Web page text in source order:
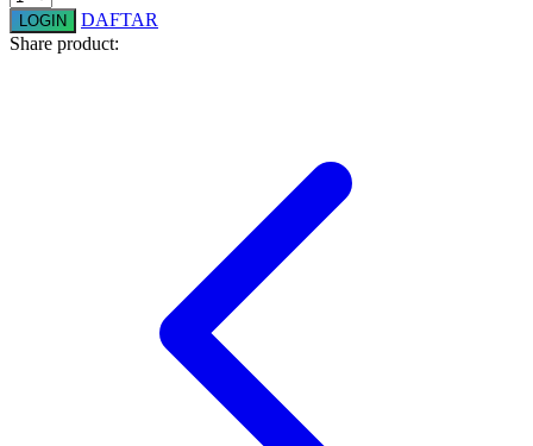
Stick-O
Stokke
Tommee Tippee
LOGIN
DAFTAR
Share product: